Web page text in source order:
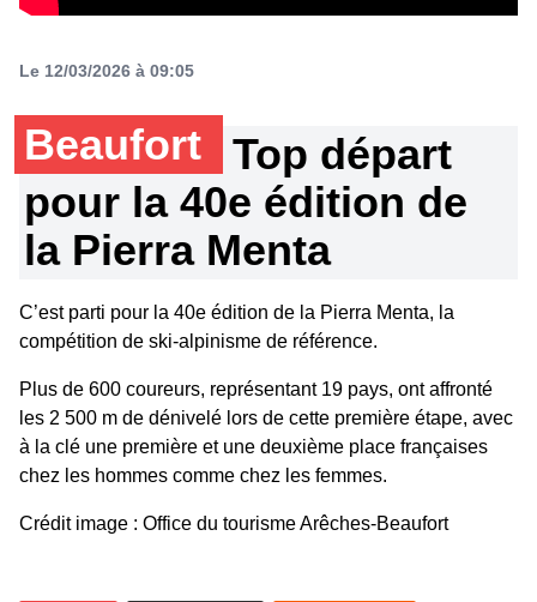
Le 12/03/2026 à 09:05
Beaufort
Top départ
pour la 40e édition de
la Pierra Menta
C’est parti pour la 40e édition de la Pierra Menta, la
compétition de ski-alpinisme de référence.
Plus de 600 coureurs, représentant 19 pays, ont affronté
les 2 500 m de dénivelé lors de cette première étape, avec
à la clé une première et une deuxième place françaises
chez les hommes comme chez les femmes.
Crédit image : Office du tourisme Arêches-Beaufort